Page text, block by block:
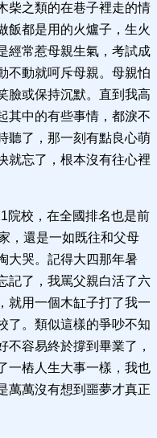
柴之類的在巷子裡走的情
飯都是用的火爐子，生火
經常惹母親生氣，考試成
不動就呵斥母親。母親怕
臉或保持沉默。直到我高
其中的有些事情，都淚不
聽了，那一刻有點良心萌
就忘了，根本沒有往心裡
院校，在全國排名也是前
，還是一如既往和父母
大哭。記得大四那年暑
記了，我罵父親白活了六
就用一個木缸子打了我一
了。類似這樣的爭吵不知
不容易終於撐到畢業了，
一樁人生大事一樣，我也
萬萬沒有想到噩夢才真正